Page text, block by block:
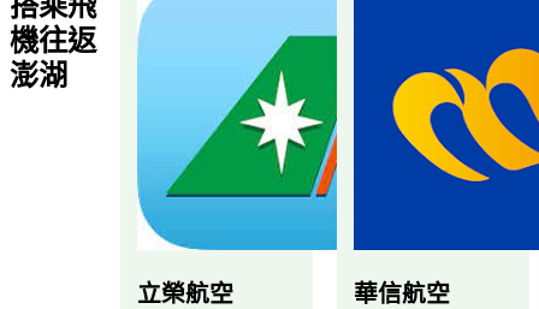
機往返
澎湖
立榮航空 華信航空